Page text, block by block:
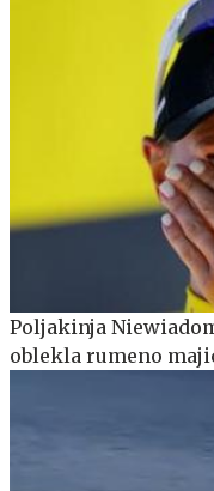
Poljakinja
oblekla rumeno